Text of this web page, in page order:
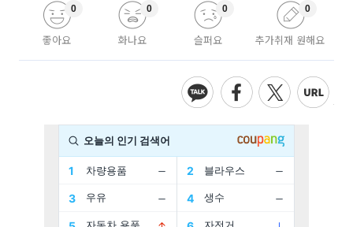
좋아요
0
화나요
0
슬퍼요
0
추가취재 원해요
0